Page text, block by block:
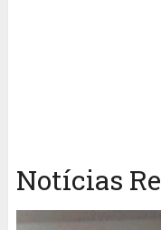
Notícias